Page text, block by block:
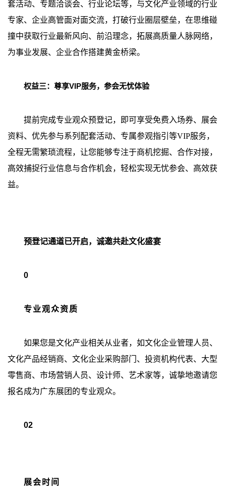
套活动、专题洽谈会、行业论坛等，与文化产业领域的行业
专家、企业高管面对面交流，打破行业圈层壁垒，在思维碰
撞中获取行业最新风向、前沿理念，拓展高质量人脉网络，
为事业发展、企业合作搭建黄金桥梁。
权益三：尊享VIP服务，参会无忧体验
提前完成专业观众预登记，即可享受免费入场券、展会
资料、优先参与系列配套活动、专属参观指引等VIP服务，
全程无需繁琐流程，让您能够专注于商机挖掘、合作对接，
高效捕捉行业信息与合作机会， 轻松实现无忧参会、高效获
益。
预登记通道已开启，诚邀共赴文化盛宴
0
专业观众资质
如果您是文化产业相关从业者，如文化企业管理人员、
文化产品经销商、文化企业采购部门、投资机构代表、大型
零售商、市场营销人员、设计师、艺术家等，诚挚地邀请您
报名成为广东展团的专业观众。
02
展会时间